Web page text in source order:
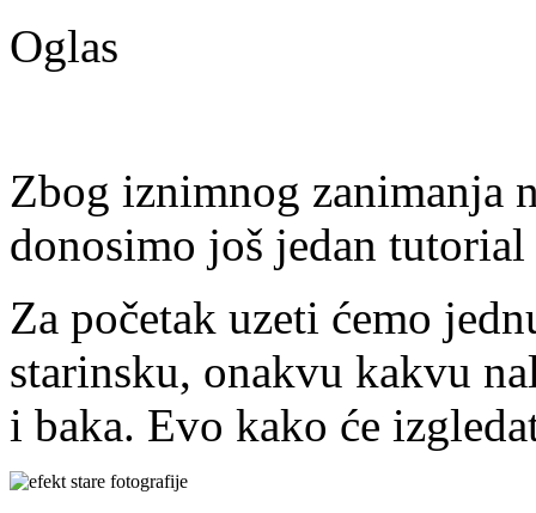
Oglas
Zbog iznimnog zanimanja
donosimo još jedan
Za početak uzeti ćemo
starinsku, onakvu kakvu
i baka. Evo kako će